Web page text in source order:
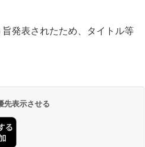
発表されたため、タイトル等
先表示させる